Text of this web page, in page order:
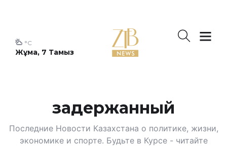
Жұма, 7 Тамыз
°C
задержанный
Последние Новости Казахстана о политике, жизни,
экономике и спорте. Будьте в Курсе - читайте